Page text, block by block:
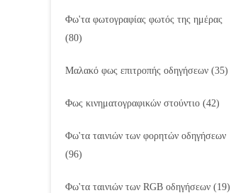
Φω'τα φωτογραφίας φωτός της ημέρας
(80)
Μαλακό φως επιτροπής οδηγήσεων (35)
Φως κινηματογραφικών στούντιο (42)
Φω'τα ταινιών των φορητών οδηγήσεων
(96)
Φω'τα ταινιών των RGB οδηγήσεων (19)